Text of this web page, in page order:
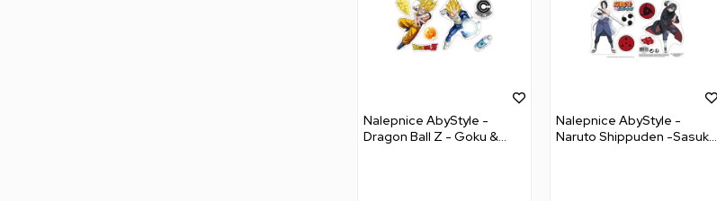
Nalepnice AbyStyle -
Dragon Ball Z - Goku &
Nalepnice AbyStyle -
Naruto Shippuden -Sasuke